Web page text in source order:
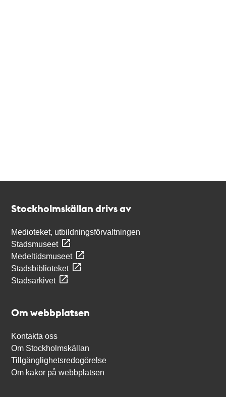
Stockholmskällan drivs av
Medioteket, utbildningsförvaltningen
Stadsmuseet
Medeltidsmuseet
Stadsbiblioteket
Stadsarkivet
Om webbplatsen
Kontakta oss
Om Stockholmskällan
Tillgänglighetsredogörelse
Om kakor på webbplatsen